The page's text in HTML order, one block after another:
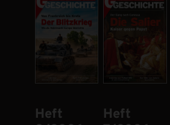
Heft
Heft